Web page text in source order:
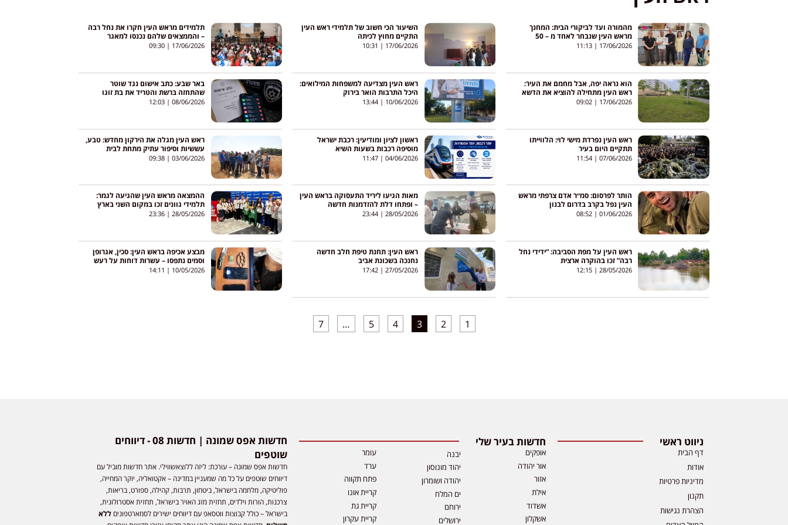
מהמורה ועד לביקורי הבית: המחנך
מראש העין שנבחר לאחד מ – 50
המורים המצטיינים בישראל
17/06/2026
11:13
השיעור הכי חשוב של תלמידי ראש העין
התקיים מחוץ לכיתה
17/06/2026
תלמידים מראש העין חקרו את נחל רבה
– והממצאים שלהם נכנסו למאגר
בינלאומי
17/06/2026
09:30
הוא נראה יפה, אבל מחמם את העיר:
ראש העין מתחילה להוציא את הדשא
הסינטטי מהפארקים
17/06/2026
09:02
ראש העין מצדיעה למשפחות המילואים:
היכל התרבות הואר בירוק
10/06/2026
באר שבע: כתב אישום נגד שוטר
שהתחזה ברשת והטריד את בת זוגו
לשעבר
08/06/2026
12:03
ראש העין נפרדת מישי לוי: הלווייתו
תתקיים היום בעיר
07/06/2026
11:54
ראשון לציון ומודיעין: רכבת ישראל
מוסיפה רכבות בשעות השיא
04/06/2026
ראש העין מגלה את הירקון מחדש: טבע,
עששיות וסיפור עתיק מתחת לבית
03/06/2026
09:38
הותר לפרסום: סמ״ר אדם צרפתי מראש
העין נפל בקרב בדרום לבנון
01/06/2026
08:52
מאות הגיעו ליריד התעסוקה בראש העין
– ופתחו דלת להזדמנות חדשה
28/05/2026
ההמצאה מראש העין שהגיעה לגמר:
תלמידי גוונים זכו במקום השני בארץ
28/05/2026
23:36
ראש העין על מפת הסביבה: “ידידי נחל
רבה” זכו בהוקרה ארצית
28/05/2026
12:15
ראש העין: תחנת טיפת חלב חדשה
נחנכה בשכונת אביב
27/05/2026
מבצע אכיפה בראש העין: סכין, אגרופן
וסמים נתפסו – עשרות דוחות על רעש
נרשמו בסוף השבוע
10/05/2026
1
2
3
4
5
…
7
ניווט ראשי
דף הבית
אודות
מדיניות פרטיות
תקנון
הצהרת נגישות
חדשות בעיר שלי
אופקים
אור יהודה
אזור
אילת
אשדוד
אשקלון
יבנה
יהוד מונוסון
יהודה ושומרון
ים המלח
ירוחם
ירושלים
עומר
ערד
פתח תקווה
קריית אונו
קריית גת
קריית עקרון
חדשות אפס שמונה | חדשות 08 - דיווחים
שוטפים
חדשות אפס שמונה – עורכת: ליזה ללוצאשווילי. אתר חדשות מוביל עם
דיווחים שוטפים על כל מה שמעניין במדינה – אקטואליה, יוקר המחייה,
פוליטיקה, מלחמה בישראל, ביטחון, תרבות, קהילה, ספורט, בריאות,
צרכנות, הורות וילדים, תחזית מזג האויר בישראל, תחזית אסטרולוגית,
בישראל – כולל קבוצות ווטסאפ עם דיווחים ישירים לסמארטפוניםללא